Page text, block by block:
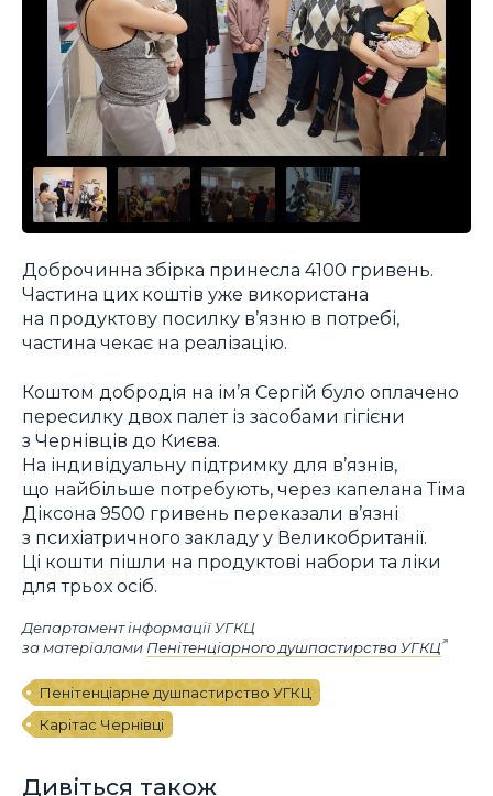
Доброчинна збірка принесла 4100 гривень.
Частина цих коштів уже використана
на продуктову посилку в’язню в потребі,
частина чекає на реалізацію.
Коштом добродія на ім’я Сергій було оплачено
пересилку двох палет із засобами гігієни
з Чернівців до Києва.
На індивідуальну підтримку для в’язнів,
що найбільше потребують, через капелана Тіма
Діксона 9500 гривень переказали в’язні
з психіатричного закладу у Великобританії.
Ці кошти пішли на продуктові набори та ліки
для трьох осіб.
Департамент інформації УГКЦ
за матеріалами Пенітенціарного душпастирства УГКЦ
Пенітенціарне душпастирство УГКЦ
Карітас Чернівці
Дивіться також